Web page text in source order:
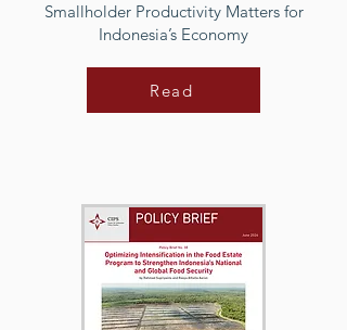
Smallholder Productivity Matters for
Indonesia’s Economy
Read